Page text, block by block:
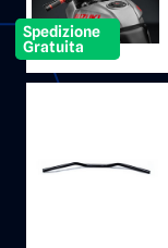
Spedizione
Gratuita